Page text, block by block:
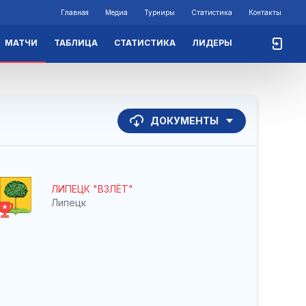
Главная Медиа Турниры Статистика Контакты
МАТЧИ ТАБЛИЦА СТАТИСТИКА ЛИДЕРЫ
ДОКУМЕНТЫ
ЛИПЕЦК "ВЗЛЁТ"
Липецк